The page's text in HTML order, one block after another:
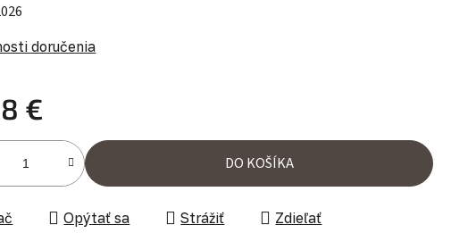
doručenia
€
cena:
DO KOŠÍKA
Opýtať sa Strážiť Zdieľať